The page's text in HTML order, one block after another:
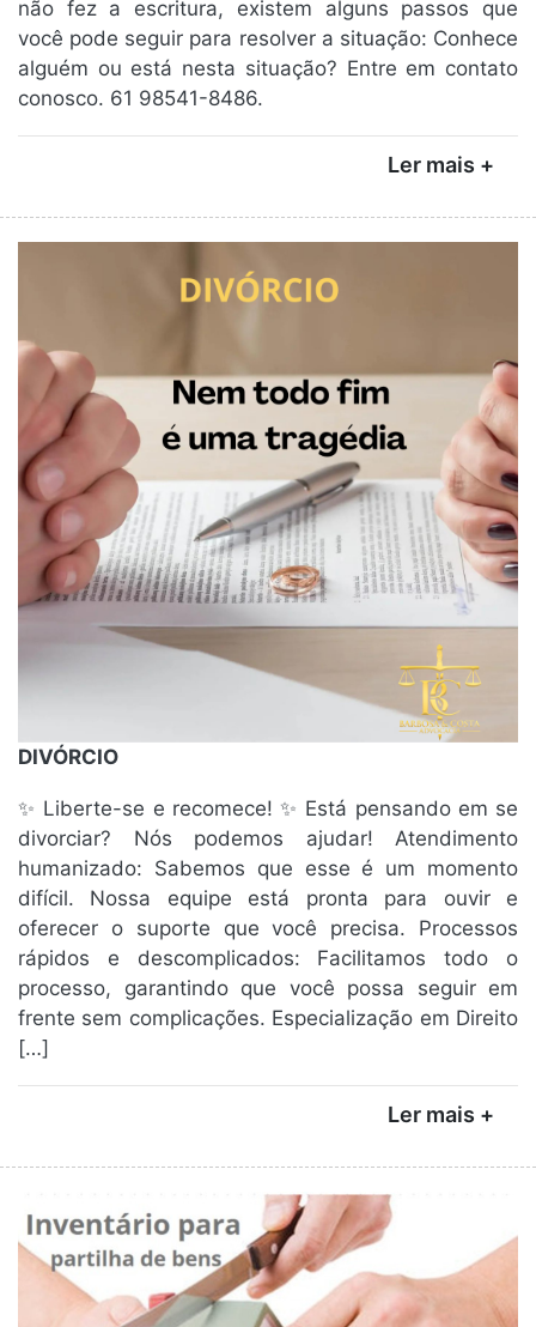
não fez a escritura, existem alguns passos que
você pode seguir para resolver a situação: Conhece
alguém ou está nesta situação? Entre em contato
conosco. 61 98541-8486.
Ler mais +
DIVÓRCIO
✨ Liberte-se e recomece! ✨ Está pensando em se
divorciar? Nós podemos ajudar! Atendimento
humanizado: Sabemos que esse é um momento
difícil. Nossa equipe está pronta para ouvir e
oferecer o suporte que você precisa. Processos
rápidos e descomplicados: Facilitamos todo o
processo, garantindo que você possa seguir em
frente sem complicações. Especialização em Direito
[…]
Ler mais +